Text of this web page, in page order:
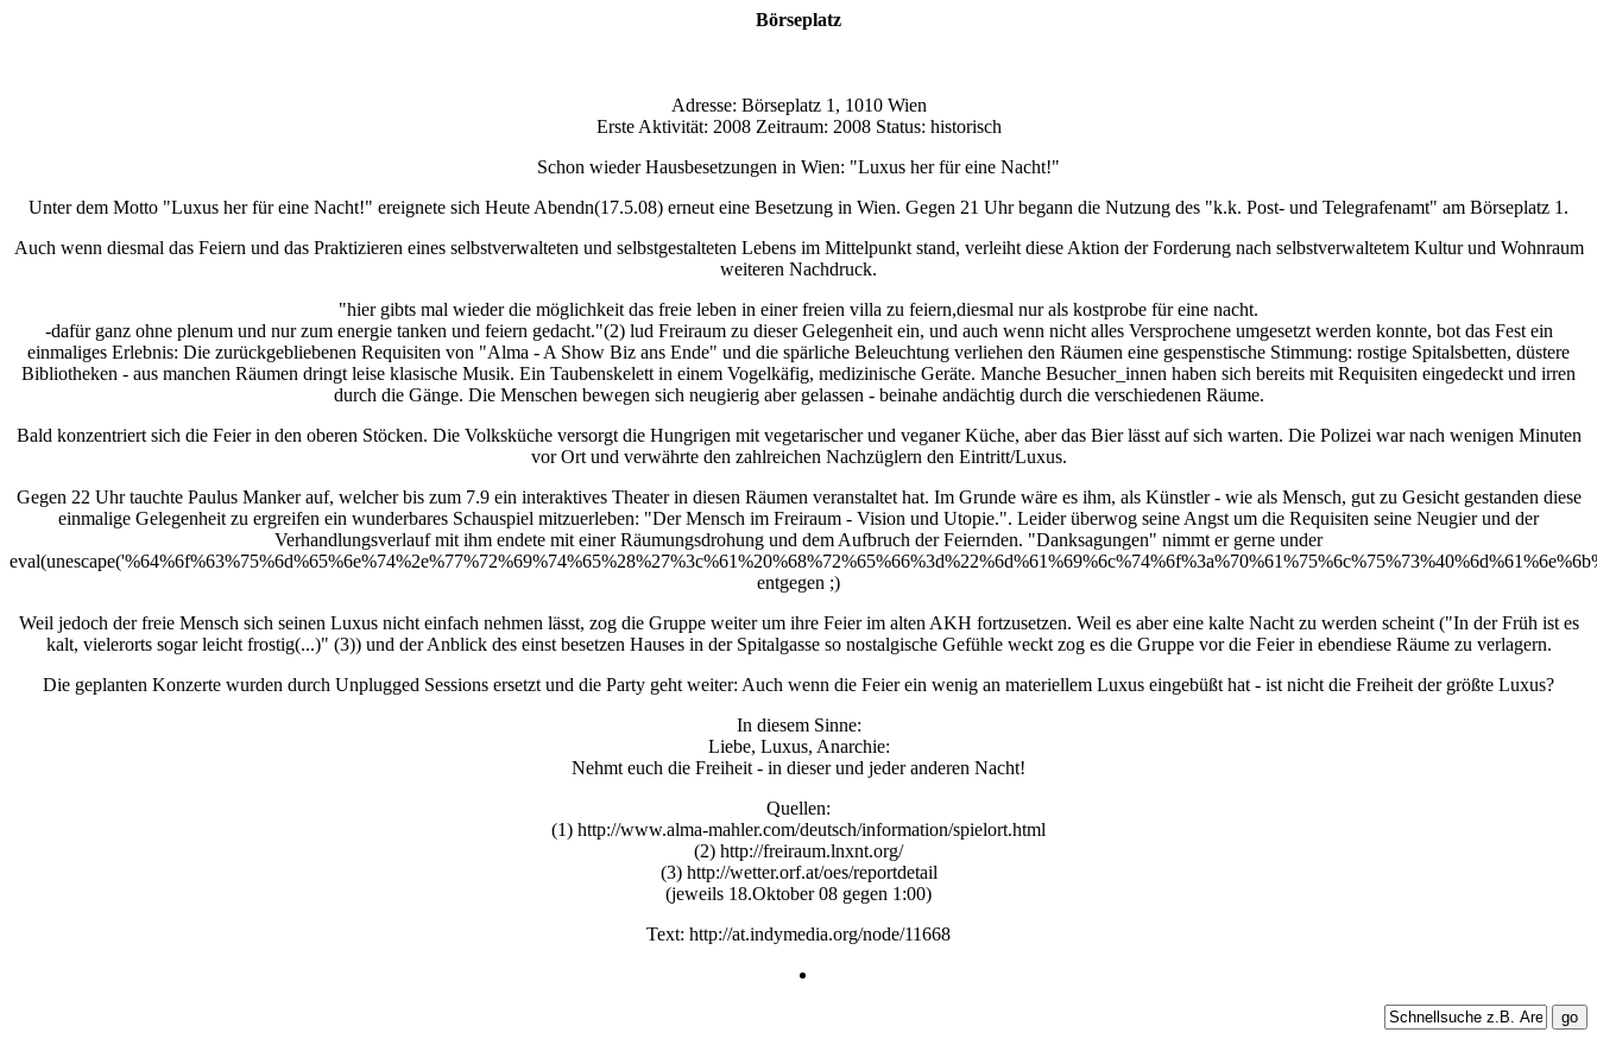
Börseplatz
Adresse: Börseplatz 1, 1010 Wien
Erste Aktivität: 2008 Zeitraum: 2008 Status: historisch
Schon wieder Hausbesetzungen in Wien: "Luxus her für eine Nacht!"
Unter dem Motto "Luxus her für eine Nacht!" ereignete sich Heute Abendn(17.5.08) erneut eine Besetzung in Wien. Gegen 21 Uhr begann die Nutzung des "k.k. Post- und Telegrafenamt" am Börseplatz 1.
Auch wenn diesmal das Feiern und das Praktizieren eines selbstverwalteten und selbstgestalteten Lebens im Mittelpunkt stand, verleiht diese Aktion der Forderung nach selbstverwaltetem Kultur und Wohnraum
weiteren Nachdruck.
"hier gibts mal wieder die möglichkeit das freie leben in einer freien villa zu feiern,diesmal nur als kostprobe für eine nacht.
-dafür ganz ohne plenum und nur zum energie tanken und feiern gedacht."(2) lud Freiraum zu dieser Gelegenheit ein, und auch wenn nicht alles Versprochene umgesetzt werden konnte, bot das Fest ein
einmaliges Erlebnis: Die zurückgebliebenen Requisiten von "Alma - A Show Biz ans Ende" und die spärliche Beleuchtung verliehen den Räumen eine gespenstische Stimmung: rostige Spitalsbetten, düstere
Bibliotheken - aus manchen Räumen dringt leise klasische Musik. Ein Taubenskelett in einem Vogelkäfig, medizinische Geräte. Manche Besucher_innen haben sich bereits mit Requisiten eingedeckt und irren
durch die Gänge. Die Menschen bewegen sich neugierig aber gelassen - beinahe andächtig durch die verschiedenen Räume.
Bald konzentriert sich die Feier in den oberen Stöcken. Die Volksküche versorgt die Hungrigen mit vegetarischer und veganer Küche, aber das Bier lässt auf sich warten. Die Polizei war nach wenigen Minuten
vor Ort und verwährte den zahlreichen Nachzüglern den Eintritt/Luxus.
Gegen 22 Uhr tauchte Paulus Manker auf, welcher bis zum 7.9 ein interaktives Theater in diesen Räumen veranstaltet hat. Im Grunde wäre es ihm, als Künstler - wie als Mensch, gut zu Gesicht gestanden diese
einmalige Gelegenheit zu ergreifen ein wunderbares Schauspiel mitzuerleben: "Der Mensch im Freiraum - Vision und Utopie.". Leider überwog seine Angst um die Requisiten seine Neugier und der
Verhandlungsverlauf mit ihm endete mit einer Räumungsdrohung und dem Aufbruch der Feiernden. "Danksagungen" nimmt er gerne under
entgegen ;)
Weil jedoch der freie Mensch sich seinen Luxus nicht einfach nehmen lässt, zog die Gruppe weiter um ihre Feier im alten AKH fortzusetzen. Weil es aber eine kalte Nacht zu werden scheint ("In der Früh ist es
kalt, vielerorts sogar leicht frostig(...)" (3)) und der Anblick des einst besetzen Hauses in der Spitalgasse so nostalgische Gefühle weckt zog es die Gruppe vor die Feier in ebendiese Räume zu verlagern.
Die geplanten Konzerte wurden durch Unplugged Sessions ersetzt und die Party geht weiter: Auch wenn die Feier ein wenig an materiellem Luxus eingebüßt hat - ist nicht die Freiheit der größte Luxus?
In diesem Sinne:
Liebe, Luxus, Anarchie:
Nehmt euch die Freiheit - in dieser und jeder anderen Nacht!
Quellen:
(1) http://www.alma-mahler.com/deutsch/information/spielort.html
(2) http://freiraum.lnxnt.org/
(3) http://wetter.orf.at/oes/reportdetail
(jeweils 18.Oktober 08 gegen 1:00)
Text: http://at.indymedia.org/node/11668